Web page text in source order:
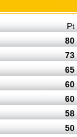
Pt
80
73
65
60
60
58
50